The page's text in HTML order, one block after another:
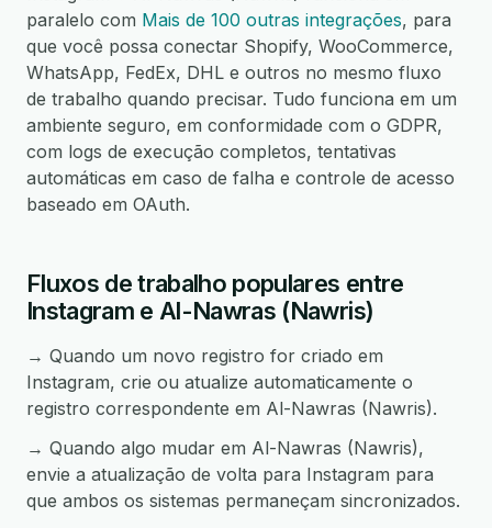
paralelo com Mais de 100 outras integrações, para
que você possa conectar Shopify, WooCommerce,
WhatsApp, FedEx, DHL e outros no mesmo fluxo
de trabalho quando precisar. Tudo funciona em um
ambiente seguro, em conformidade com o GDPR,
com logs de execução completos, tentativas
automáticas em caso de falha e controle de acesso
baseado em OAuth.
Fluxos de trabalho populares entre
Instagram e Al-Nawras (Nawris)
→ Quando um novo registro for criado em
Instagram, crie ou atualize automaticamente o
registro correspondente em Al-Nawras (Nawris).
→ Quando algo mudar em Al-Nawras (Nawris),
envie a atualização de volta para Instagram para
que ambos os sistemas permaneçam sincronizados.